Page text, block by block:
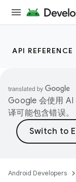
API REFERENCE
Google 会使用 AI
译可能包含错误。
Android Developers